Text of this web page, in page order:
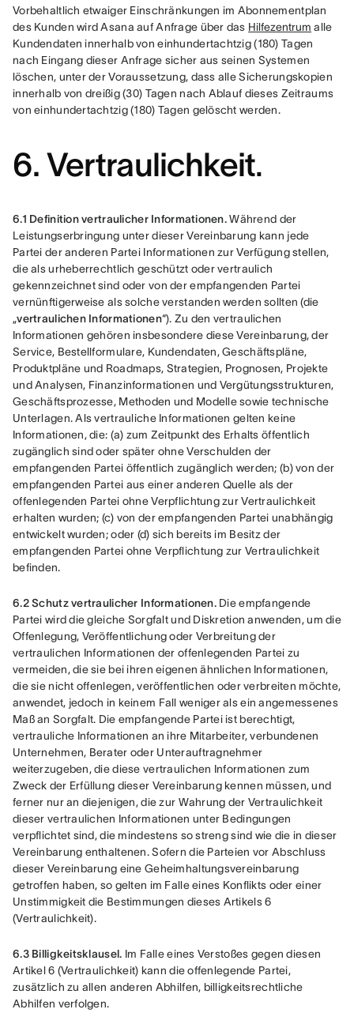
Vorbehaltlich etwaiger Einschränkungen im Abonnementplan
des Kunden wird Asana auf Anfrage über das Hilfezentrum alle
Kundendaten innerhalb von einhundertachtzig (180) Tagen
nach Eingang dieser Anfrage sicher aus seinen Systemen
löschen, unter der Voraussetzung, dass alle Sicherungskopien
innerhalb von dreißig (30) Tagen nach Ablauf dieses Zeitraums
von einhundertachtzig (180) Tagen gelöscht werden.
6. Vertraulichkeit.
6.1 Definition vertraulicher Informationen. Während der
Leistungserbringung unter dieser Vereinbarung kann jede
Partei der anderen Partei Informationen zur Verfügung stellen,
die als urheberrechtlich geschützt oder vertraulich
gekennzeichnet sind oder von der empfangenden Partei
vernünftigerweise als solche verstanden werden sollten (die
„vertraulichen Informationen“). Zu den vertraulichen
Informationen gehören insbesondere diese Vereinbarung, der
Service, Bestellformulare, Kundendaten, Geschäftspläne,
Produktpläne und Roadmaps, Strategien, Prognosen, Projekte
und Analysen, Finanzinformationen und Vergütungsstrukturen,
Geschäftsprozesse, Methoden und Modelle sowie technische
Unterlagen. Als vertrauliche Informationen gelten keine
Informationen, die: (a) zum Zeitpunkt des Erhalts öffentlich
zugänglich sind oder später ohne Verschulden der
empfangenden Partei öffentlich zugänglich werden; (b) von der
empfangenden Partei aus einer anderen Quelle als der
offenlegenden Partei ohne Verpflichtung zur Vertraulichkeit
erhalten wurden; (c) von der empfangenden Partei unabhängig
entwickelt wurden; oder (d) sich bereits im Besitz der
empfangenden Partei ohne Verpflichtung zur Vertraulichkeit
befinden.
6.2 Schutz vertraulicher Informationen. Die empfangende
Partei wird die gleiche Sorgfalt und Diskretion anwenden, um die
Offenlegung, Veröffentlichung oder Verbreitung der
vertraulichen Informationen der offenlegenden Partei zu
vermeiden, die sie bei ihren eigenen ähnlichen Informationen,
die sie nicht offenlegen, veröffentlichen oder verbreiten möchte,
anwendet, jedoch in keinem Fall weniger als ein angemessenes
Maß an Sorgfalt. Die empfangende Partei ist berechtigt,
vertrauliche Informationen an ihre Mitarbeiter, verbundenen
Unternehmen, Berater oder Unterauftragnehmer
weiterzugeben, die diese vertraulichen Informationen zum
Zweck der Erfüllung dieser Vereinbarung kennen müssen, und
ferner nur an diejenigen, die zur Wahrung der Vertraulichkeit
dieser vertraulichen Informationen unter Bedingungen
verpflichtet sind, die mindestens so streng sind wie die in dieser
Vereinbarung enthaltenen. Sofern die Parteien vor Abschluss
dieser Vereinbarung eine Geheimhaltungsvereinbarung
getroffen haben, so gelten im Falle eines Konflikts oder einer
Unstimmigkeit die Bestimmungen dieses Artikels 6
(Vertraulichkeit).
6.3 Billigkeitsklausel. Im Falle eines Verstoßes gegen diesen
Artikel 6 (Vertraulichkeit) kann die offenlegende Partei,
zusätzlich zu allen anderen Abhilfen, billigkeitsrechtliche
Abhilfen verfolgen.